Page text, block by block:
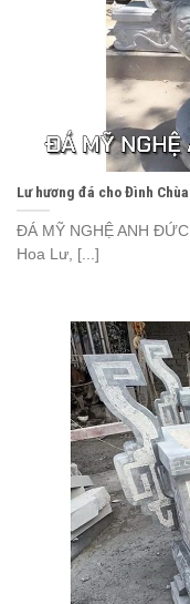
Lư hương đá cho Đình Chùa
ĐÁ MỸ NGHỆ ANH
Hoa Lư, [...]